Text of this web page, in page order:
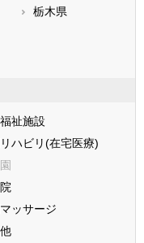
栃木県
三重県
大阪府
徳島県
祉施設
ハビリ(在宅医療)
ッサージ